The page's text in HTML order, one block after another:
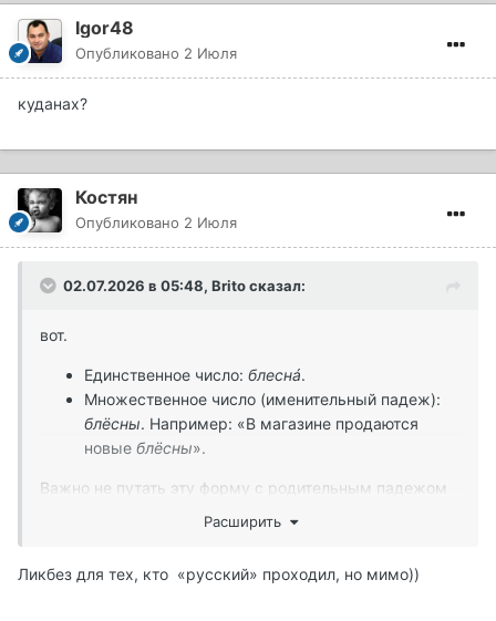
Igor48
Опубликовано 2 Июля
куданах?
Костян
Опубликовано 2 Июля
02.07.2026 в 05:48, Britoсказал:
вот.
Единственное число: блеснá.
Множественное число (именительный падеж):
блёсны. Например: «В магазине продаются
новые блёсны».
Важно не путать эту форму с родительным падежом
единственного числа (
падежом множественного числа слова «блесна́» в
Расширить
Ликбез для тех, кто «русский» проходил, но мимо))